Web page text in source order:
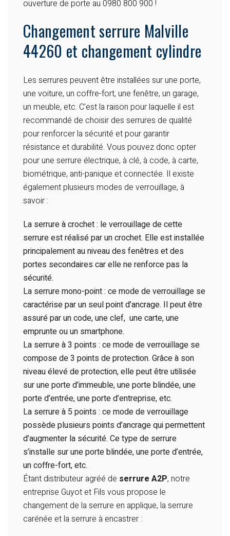
ouverture de porte au 0980 800 900 !
Changement serrure Malville
44260 et changement cylindre
Les serrures peuvent être installées sur une porte,
une voiture, un coffre-fort, une fenêtre, un garage,
un meuble, etc. C’est la raison pour laquelle il est
recommandé de choisir des serrures de qualité
pour renforcer la sécurité et pour garantir
résistance et durabilité. Vous pouvez donc opter
pour une serrure électrique, à clé, à code, à carte,
biométrique, anti-panique et connectée. Il existe
également plusieurs modes de verrouillage, à
savoir :
La serrure à crochet : le verrouillage de cette
serrure est réalisé par un crochet. Elle est installée
principalement au niveau des fenêtres et des
portes secondaires car elle ne renforce pas la
sécurité.
La serrure mono-point : ce mode de verrouillage se
caractérise par un seul point d’ancrage. Il peut être
assuré par un code, une clef, une carte, une
emprunte ou un smartphone.
La serrure à 3 points : ce mode de verrouillage se
compose de 3 points de protection. Grâce à son
niveau élevé de protection, elle peut être utilisée
sur une porte d’immeuble, une porte blindée, une
porte d’entrée, une porte d’entreprise, etc.
La serrure à 5 points : ce mode de verrouillage
possède plusieurs points d’ancrage qui permettent
d’augmenter la sécurité. Ce type de serrure
s’installe sur une porte blindée, une porte d’entrée,
un coffre-fort, etc.
Étant distributeur agréé de serrure A2P, notre
entreprise Guyot et Fils vous propose le
changement de la serrure en applique, la serrure
carénée et la serrure à encastrer :